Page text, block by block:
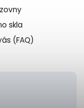
skla
(FAQ)